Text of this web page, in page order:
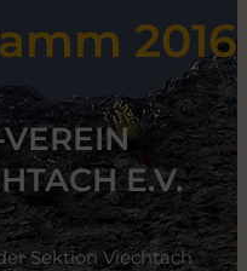
2016
E.V.
Sektion Viechtach